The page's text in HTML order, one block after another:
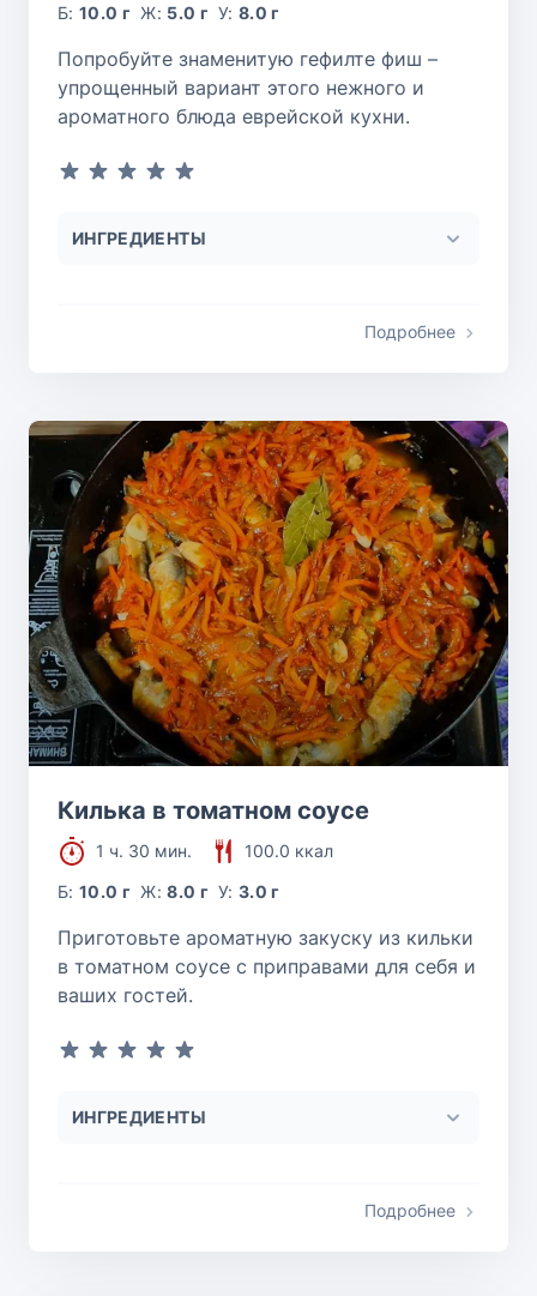
Б:10.0 г Ж: 5.0 г У:8.0 г
Попробуйте знаменитую гефилте фиш –
упрощенный вариант этого нежного и
ароматного блюда еврейской кухни.
ИНГРЕДИЕНТЫ
Подробнее
Килька в томатном соусе
1 ч. 30 мин.
100.0 ккал
Б:10.0 г Ж:8.0 г У:3.0 г
Приготовьте ароматную закуску из кильки
в томатном соусе с приправами для себя и
ваших гостей.
ИНГРЕДИЕНТЫ
Подробнее